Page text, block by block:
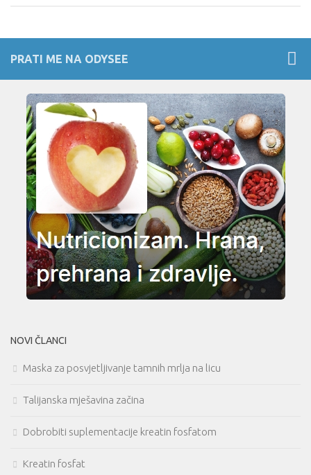
PRATI ME NA ODYSEE
NOVI ČLANCI
Maska za posvjetljivanje tamnih mrlja na licu
Talijanska mješavina začina
Dobrobiti suplementacije kreatin fosfatom
Kreatin fosfat